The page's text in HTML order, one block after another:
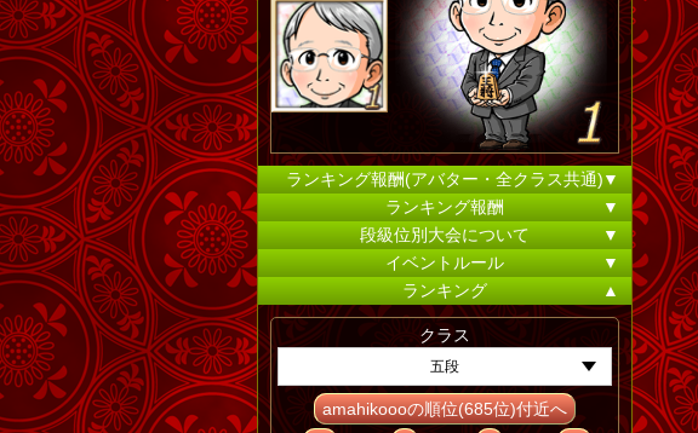
ランキング報酬(アバター・全クラス共通)▼
ランキング報酬
▼
段級位別大会について
▼
イベントルール
▼
ランキング
▲
クラス
五段
amahikoooの順位(685位)付近へ